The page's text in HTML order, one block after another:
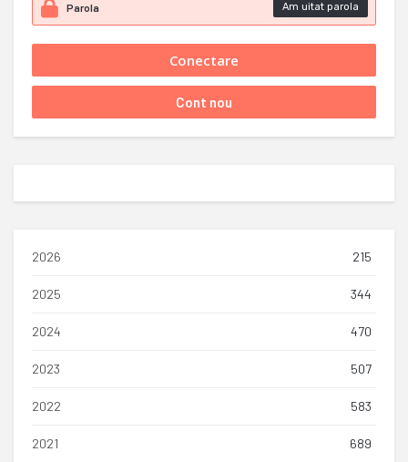
Am uitat parola
2026 215
2025 344
2024 470
2023 507
2022 583
2021 689